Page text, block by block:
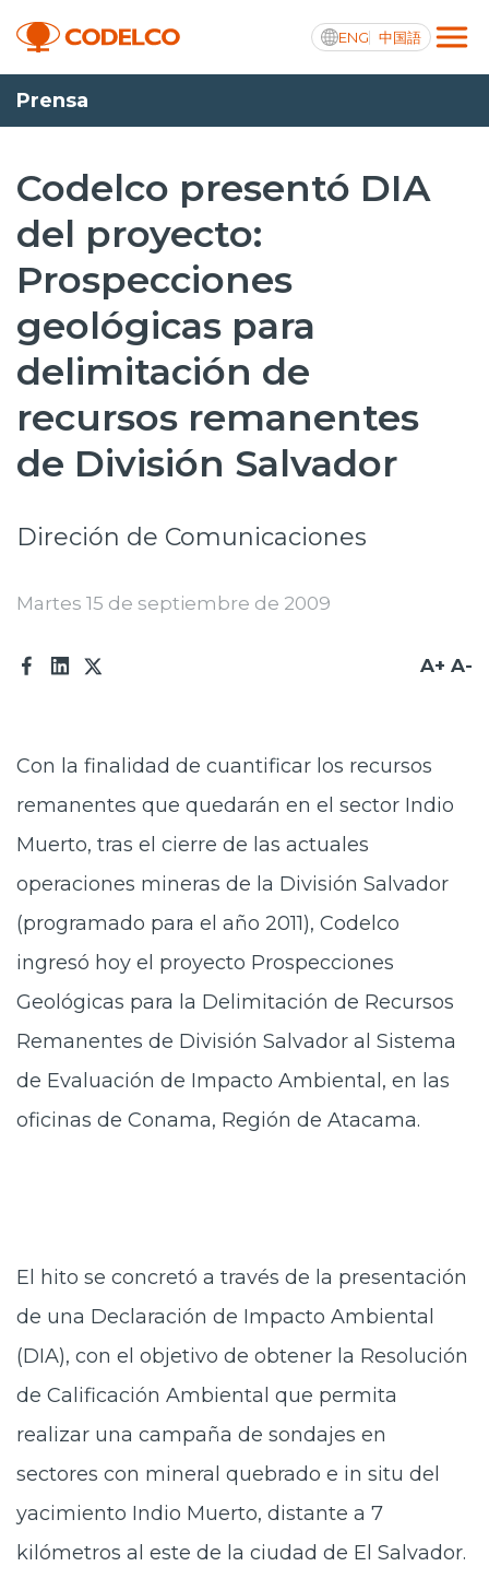
ENG 中国語
Transparencia activa
Nosotros
Operaciones
Proyectos
Sustentabilidad
Innovación
Inversionistas
Transparencia activa
Canales de denuncia
Prensa
Codelco presentó DIA
del proyecto:
Prospecciones
geológicas para
delimitación de
recursos remanentes
de División Salvador
Direción de Comunicaciones
Martes 15 de septiembre de 2009
A+ A-
Con la finalidad de cuantificar los recursos
remanentes que quedarán en el sector Indio
Muerto, tras el cierre de las actuales
operaciones mineras de la División Salvador
(programado para el año 2011), Codelco
ingresó hoy el proyecto Prospecciones
Geológicas para la Delimitación de Recursos
Remanentes de División Salvador al Sistema
de Evaluación de Impacto Ambiental, en las
oficinas de Conama, Región de Atacama.
El hito se concretó a través de la presentación
de una Declaración de Impacto Ambiental
(DIA), con el objetivo de obtener la Resolución
de Calificación Ambiental que permita
realizar una campaña de sondajes en
sectores con mineral quebrado e in situ del
yacimiento Indio Muerto, distante a 7
kilómetros al este de la ciudad de El Salvador.